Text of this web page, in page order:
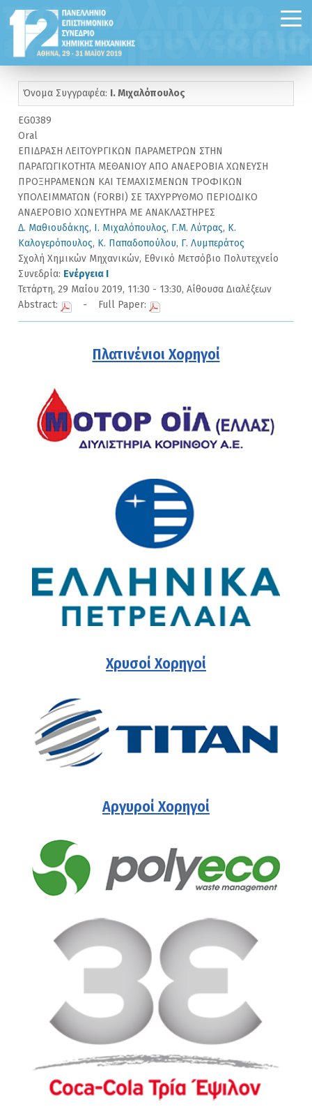
Όνομα Συγγραφέα: Ι. Μιχαλόπουλος
EG0389
Oral
ΕΠΙΔΡΑΣΗ ΛΕΙΤΟΥΡΓΙΚΩΝ ΠΑΡΑΜΕΤΡΩΝ ΣΤΗΝ
ΠΑΡΑΓΩΓΙΚΟΤΗΤΑ ΜΕΘΑΝΙΟΥ ΑΠΟ ΑΝΑΕΡΟΒΙΑ ΧΩΝΕΥΣΗ
ΠΡΟΞΗΡΑΜΕΝΩΝ ΚΑΙ ΤΕΜΑΧΙΣΜΕΝΩΝ ΤΡΟΦΙΚΩΝ
ΥΠΟΛΕΙΜΜΑΤΩΝ (FORBI) ΣΕ ΤΑΧΥΡΡΥΘΜΟ ΠΕΡΙΟΔΙΚΟ
ΑΝΑΕΡΟΒΙΟ ΧΩΝΕΥΤΗΡΑ ΜΕ ΑΝΑΚΛΑΣΤΗΡΕΣ
Δ. Μαθιουδάκης, Ι. Μιχαλόπουλος, Γ.Μ. Λύτρας, Κ.
Καλογερόπουλος, Κ. Παπαδοπούλου, Γ. Λυμπεράτος
Σχολή Χημικών Μηχανικών, Εθνικό Μετσόβιο Πολυτεχνείο
Συνεδρία: Ενέργεια I
Τετάρτη, 29 Μαίου 2019, 11:30 - 13:30, Αίθουσα Διαλέξεων
Abstract:
- Full Paper:
Πλατινένιοι Χορηγοί
Χρυσοί Χορηγοί
Αργυροί Χορηγοί